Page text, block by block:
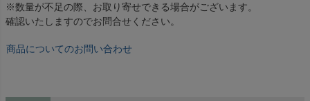
※数量が不足の際、お取り寄せできる場合がございます。
確認いたしますのでお問合せください。
商品についてのお問い合わせ